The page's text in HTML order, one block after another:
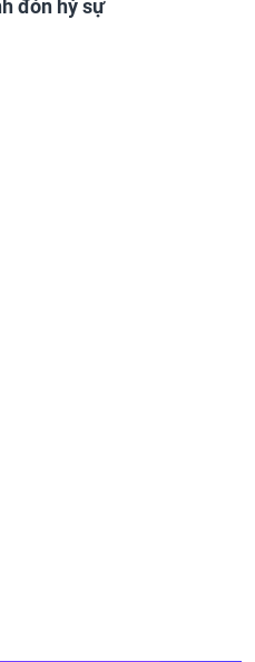
đón hỷ sự